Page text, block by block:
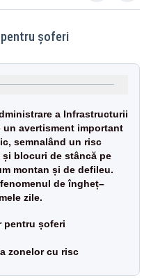
șoferi
a Infrastructurii
un avertisment important
semnalând un risc
blocuri de stâncă pe
montan și de defileu.
de îngheț–
zile.
pentru șoferi
zonelor cu risc